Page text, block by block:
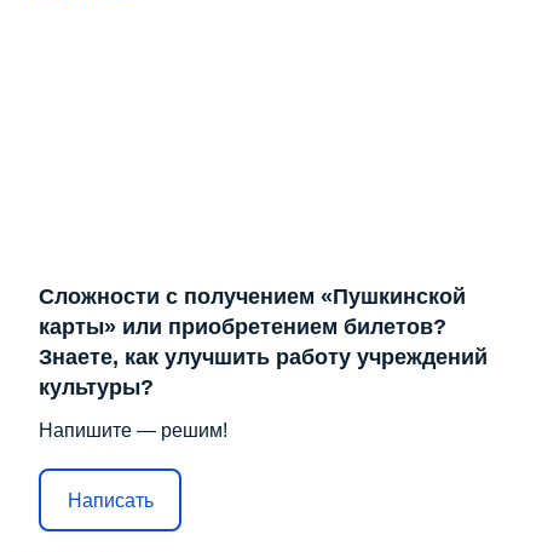
Сложности с получением «Пушкинской
карты» или приобретением билетов?
Знаете, как улучшить работу учреждений
культуры?
Напишите — решим!
Написать